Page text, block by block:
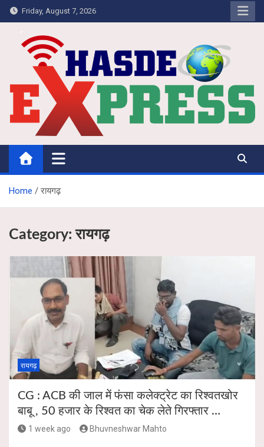
Skip
to
content
Friday, August 7, 2026
Hasdeo Express
Home रायगढ़
Category:रायगढ़
रायगढ़
CG : ACB की जाल में फंसा कलेक्ट्रेट का रिश्वतखोर
बाबू , 50 हजार के रिश्वत का चेक लेते गिरफ्तार …
1 week ago Bhuvneshwar Mahto